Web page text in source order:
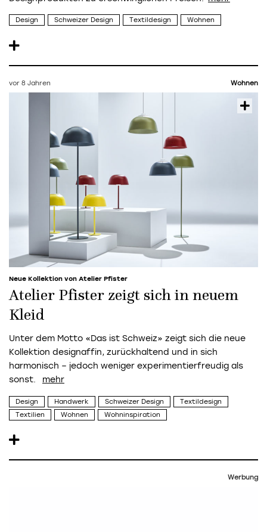
Design Schweizer Design Textildesign Wohnen
vor 8 Jahren Wohnen
Neue Kollektion von Atelier Pfister
Atelier Pfister zeigt sich in neuem
Kleid
Unter dem Motto «Das ist Schweiz» zeigt sich die neue
Kollektion designaffin, zurückhaltend und in sich
harmonisch – jedoch weniger experimentierfreudig als
sonst.
Design Handwerk Schweizer Design
Textildesign
Textilien
Wohnen Wohninspiration
Werbung